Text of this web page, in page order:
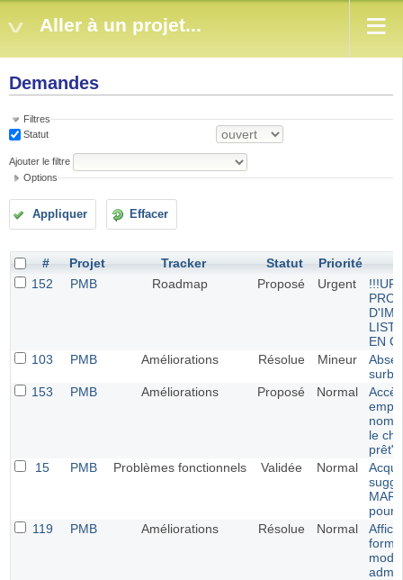
Aller à un projet...
Demandes
Filtres
Statut
Ajouter le filtre
Options
Appliquer Effacer
# Projet Tracker Statut
Priorité
152
PMB Roadmap Proposé Urgent
EN
103
PMB Améliorations Résolue Mineur
153
PMB Améliorations Proposé Normal
nom
le
prêt"
15
PMB Problèmes fonctionnels Validée Normal
pour
119
PMB Améliorations Résolue Normal